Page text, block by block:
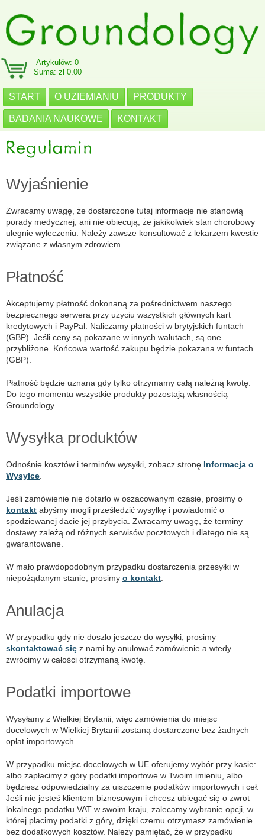
Artykułów: 0
Suma: zł 0.00
START O UZIEMIANIU PRODUKTY
BADANIA NAUKOWE KONTAKT
Wyjaśnienie
Zwracamy uwagę, że dostarczone tutaj informacje nie stanowią
porady medycznej, ani nie obiecują, że jakikolwiek stan chorobowy
ulegnie wyleczeniu. Należy zawsze konsultować z lekarzem kwestie
związane z własnym zdrowiem.
Płatność
Akceptujemy płatność dokonaną za pośrednictwem naszego
bezpiecznego serwera przy użyciu wszystkich głównych kart
kredytowych i PayPal. Naliczamy płatności w brytyjskich funtach
(GBP). Jeśli ceny są pokazane w innych walutach, są one
przybliżone. Końcowa wartość zakupu będzie pokazana w funtach
(GBP).
Płatność będzie uznana gdy tylko otrzymamy całą należną kwotę.
Do tego momentu wszystkie produkty pozostają własnością
Groundology.
Wysyłka produktów
Odnośnie kosztów i terminów wysyłki, zobacz stronę Informacja o
Wysyłce
Jeśli zamówienie nie dotarło w oszacowanym czasie, prosimy o
kontakt abyśmy mogli prześledzić wysyłkę i powiadomić o
spodziewanej dacie jej przybycia. Zwracamy uwagę, że terminy
dostawy zależą od różnych serwisów pocztowych i dlatego nie są
gwarantowane.
W mało prawdopodobnym przypadku dostarczenia przesyłki w
niepożądanym stanie, prosimy o kontakt
Anulacja
W przypadku gdy nie doszło jeszcze do wysyłki, prosimy
skontaktować się z nami by anulować zamówienie a wtedy
zwrócimy w całości otrzymaną kwotę.
Podatki importowe
Wysyłamy z Wielkiej Brytanii, więc zamówienia do miejsc
docelowych w Wielkiej Brytanii zostaną dostarczone bez żadnych
opłat importowych.
W przypadku miejsc docelowych w UE oferujemy wybór przy kasie:
albo zapłacimy z góry podatki importowe w Twoim imieniu, albo
będziesz odpowiedzialny za uiszczenie podatków importowych i ceł.
Jeśli nie jesteś klientem biznesowym i chcesz ubiegać się o zwrot
lokalnego podatku VAT w swoim kraju, zalecamy wybranie opcji, w
której płacimy podatki z góry, dzięki czemu otrzymasz zamówienie
bez dodatkowych kosztów. Należy pamiętać, że w przypadku